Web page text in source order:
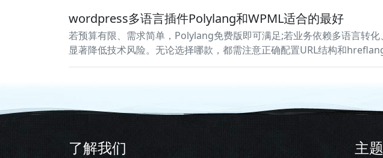
wordpress多语言插件Polylang和WPML适合的最好
若预算有限、需求简单，Polylang免费版即可满足;若业务依赖多语言转
显著降低技术风险。无论选择哪款，都需注意正确配置URL结构和
了解我们 主